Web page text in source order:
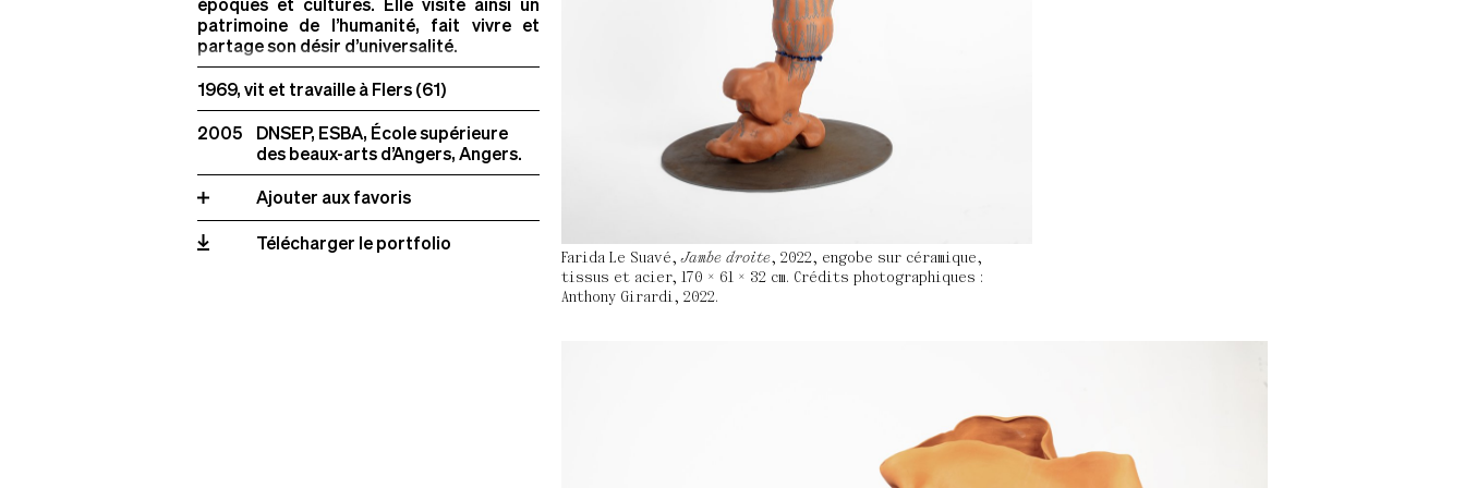
→ Plus de critères (0)
patrimoine de l’humanité, fait vivre et
partage son désir d’universalité.
1969, vit et travaille à Flers (61)
2005
DNSEP, ESBA, École supérieure
des beaux-arts d’Angers, Angers.
Ajouter aux favoris
Télécharger le portfolio
Farida Le Suavé,Jambe droite, 2022, engobe sur céramique,
tissus et acier, 170 × 61 × 32 cm. Crédits photographiques :
Anthony Girardi, 2022.